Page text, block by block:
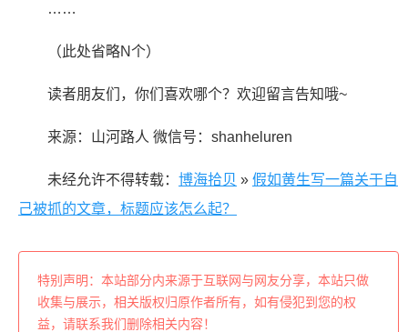
……
（此处省略N个）
读者朋友们，你们喜欢哪个？欢迎留言告知哦~
来源：山河路人 微信号：shanheluren
未经允许不得转载： 博海拾贝 » 假如黄生写一篇关于自
己被抓的文章，标题应该怎么起？
特别声明：本站部分内来源于互联网与网友分享，本站只做
收集与展示，相关版权归原作者所有，如有侵犯到您的权
益，请联系我们删除相关内容！